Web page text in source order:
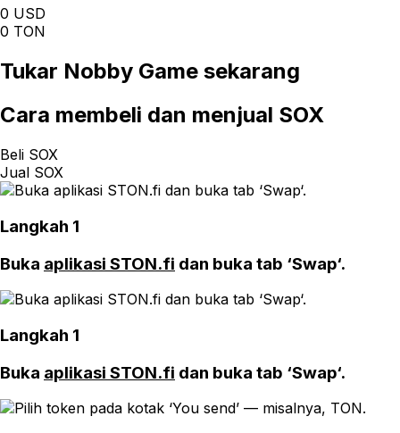
0 USD
0 TON
Tukar Nobby Game sekarang
Cara membeli dan menjual SOX
Beli SOX
Jual SOX
Langkah 1
Buka aplikasi STON.fi dan buka tab ‘Swap‘.
Langkah 1
Buka aplikasi STON.fi dan buka tab ‘Swap‘.